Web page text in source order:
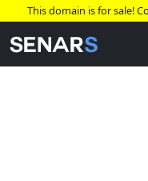
This domain is for sale!